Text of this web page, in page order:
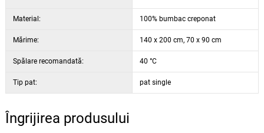
Material: 100% bumbac creponat
Mărime: 140 x 200 cm, 70 x 90 cm
Spălare recomandată: 40 °C
Tip pat: pat single
Îngrijirea produsului